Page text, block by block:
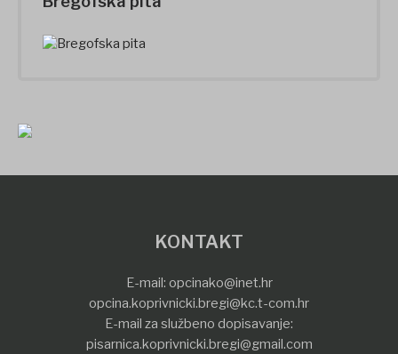
KONTAKT
E-mail: opcinako@inet.hr
opcina.koprivnicki.bregi@kc.t-com.hr
E-mail za službeno dopisavanje:
pisarnica.koprivnicki.bregi@gmail.com